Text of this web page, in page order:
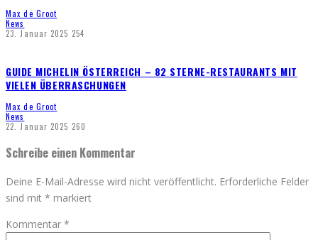
Max de Groot
News
23. Januar 2025 254
GUIDE MICHELIN ÖSTERREICH – 82 STERNE-RESTAURANTS MIT
VIELEN ÜBERRASCHUNGEN
Max de Groot
News
22. Januar 2025 260
Schreibe einen Kommentar
Deine E-Mail-Adresse wird nicht veröffentlicht. Erforderliche Felder
sind mit * markiert
Kommentar *